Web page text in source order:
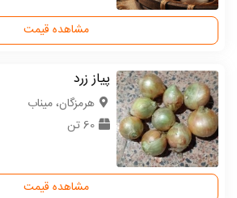
مشاهده قیمت
پیاز زرد
هرمزگان، میناب
60 تن
مشاهده قیمت